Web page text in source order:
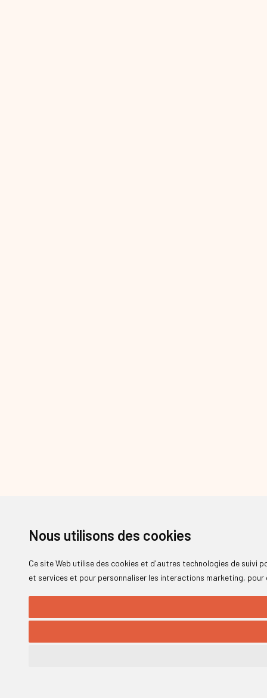
Nous utilisons des cookies
Ce site Web utilise des cookies et d'autres technologies de suivi
et services et pour personnaliser les interactions marketing, pour